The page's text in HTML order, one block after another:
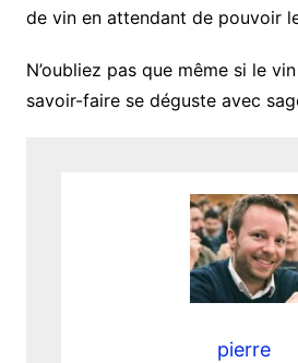
de vin en attendant de pouvoir
N’oubliez pas que même si le
savoir-faire se déguste avec
pierre